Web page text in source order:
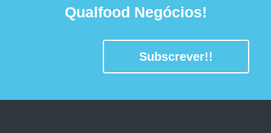
Qualfood Negócios!
Subscrever!!